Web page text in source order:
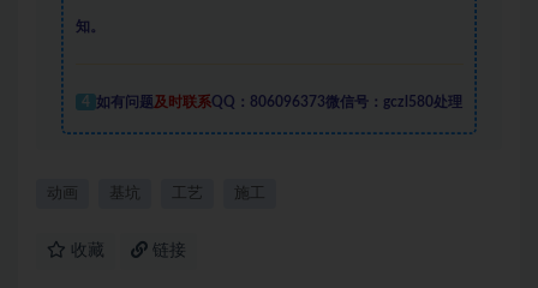
知。
4 如有问题 及时联系QQ：806096373微信号：gczl580处理
动画 基坑 工艺 施工
收藏 链接